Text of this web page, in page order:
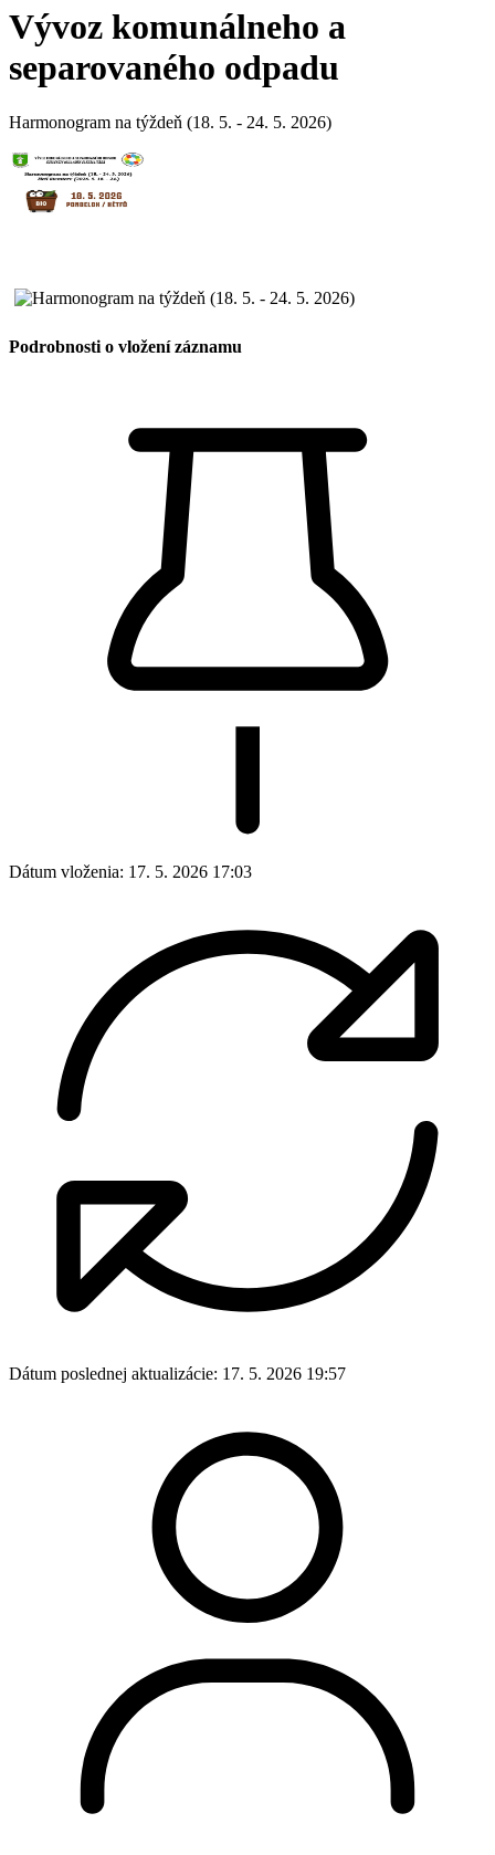
Vývoz komunálneho a
separovaného odpadu
Harmonogram na týždeň (18. 5. - 24. 5. 2026)
Podrobnosti o vložení záznamu
Dátum vloženia: 17. 5. 2026 17:03
Dátum poslednej aktualizácie: 17. 5. 2026 19:57